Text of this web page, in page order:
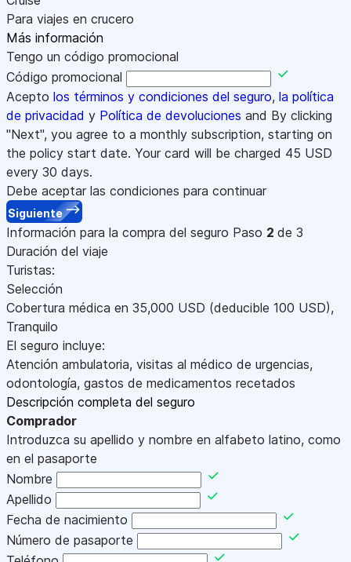
Para viajes en crucero
Más información
Tengo un código promocional
Código promocional
Acepto los términos y condiciones del seguro, la política
de privacidad y Política de devoluciones and By clicking
"Next", you agree to a monthly subscription, starting on
the policy start date. Your card will be charged 45 USD
every 30 days.
Debe aceptar las condiciones para continuar
Siguiente
Información para la compra del seguro Paso 2 de 3
Duración del viaje
Turistas:
Selección
Cobertura médica en 35,000 USD (deducible 100 USD),
Tranquilo
El seguro incluye:
Atención ambulatoria, visitas al médico de urgencias,
odontología, gastos de medicamentos recetados
Descripción completa del seguro
Comprador
Introduzca su apellido y nombre en alfabeto latino, como
en el pasaporte
Nombre
Apellido
Fecha de nacimiento
Número de pasaporte